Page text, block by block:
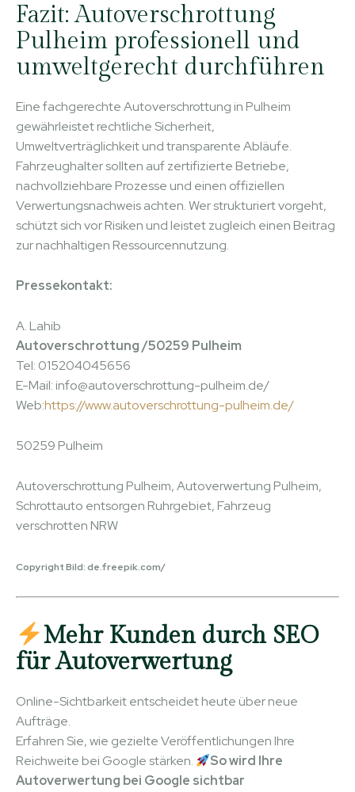
Fazit: Autoverschrottung
Pulheim professionell und
umweltgerecht durchführen
Eine fachgerechte Autoverschrottung in Pulheim
gewährleistet rechtliche Sicherheit,
Umweltverträglichkeit und transparente Abläufe.
Fahrzeughalter sollten auf zertifizierte Betriebe,
nachvollziehbare Prozesse und einen offiziellen
Verwertungsnachweis achten. Wer strukturiert vorgeht,
schützt sich vor Risiken und leistet zugleich einen Beitrag
zur nachhaltigen Ressourcennutzung.
Pressekontakt:
A. Lahib
Autoverschrottung /50259 Pulheim
Tel: 015204045656
E-Mail: info@autoverschrottung-pulheim.de/
Web:https://www.autoverschrottung-pulheim.de/
50259 Pulheim
Autoverschrottung Pulheim, Autoverwertung Pulheim,
Schrottauto entsorgen Ruhrgebiet, Fahrzeug
verschrotten NRW
Copyright Bild: de.freepik.com/
Mehr Kunden durch SEO
für Autoverwertung
Online-Sichtbarkeit entscheidet heute über neue
Aufträge.
Erfahren Sie, wie gezielte Veröffentlichungen Ihre
Reichweite bei Google stärken.
So wird Ihre
Autoverwertung bei Google sichtbar